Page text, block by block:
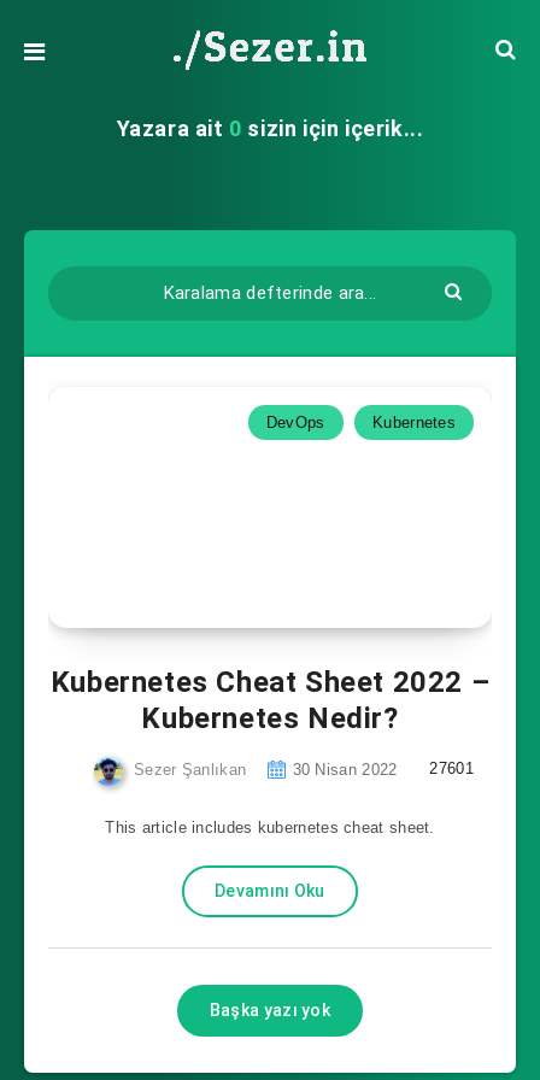
Yazara ait 0 sizin için içerik...
DevOps Kubernetes
Kubernetes Cheat Sheet 2022 –
Kubernetes Nedir?
Sezer Şanlıkan 30 Nisan 2022 27601
This article includes kubernetes cheat sheet.
Devamını Oku
Başka yazı yok